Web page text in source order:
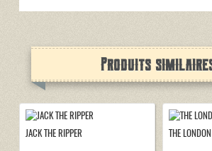
Produits
JACK THE RIPPER THE